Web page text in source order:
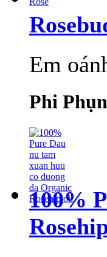
Em
Phi
100%